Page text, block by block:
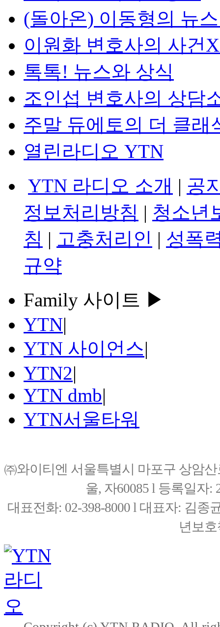
(돌아온) 이동형의 뉴
이원화 변호사의 사건
톡톡! 뉴스와 상식
조인섭 변호사의 상담
주말 듀에토의 더 클래
열린라디오 YTN
YTN 라디오 소개 | 공
정보처리방침 | 청소년
침 | 고충처리인 | 성폭
규약
Family 사이트 ▶
YTN|
YTN 사이언스|
YTN2|
YTN dmb|
YTN서울타워
㈜와이티엔 서울특별시 마포구 상암
울, 자60085 l 등록일자:
대표전화: 02-398-8000 l 대표자: 김종
년보